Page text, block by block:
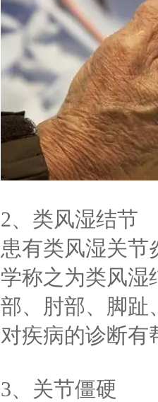
2、类风湿结节
患有类风湿关节
学称之为类风湿
部、肘部、脚趾
对疾病的诊断有
3、关节僵硬